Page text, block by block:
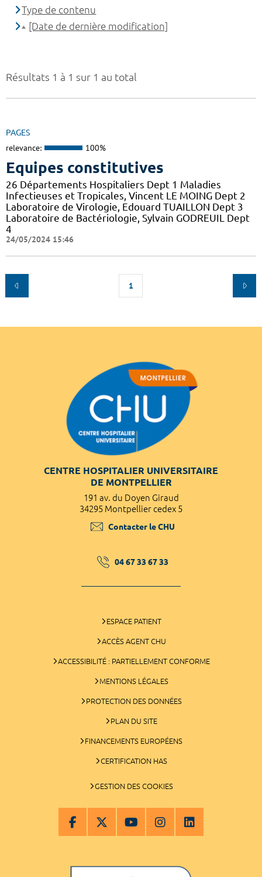
Résultats 1 à 1 sur 1 au total
PAGES
relevance: 100%
Equipes constitutives
26 Départements Hospitaliers Dept 1 Maladies
Infectieuses et Tropicales, Vincent LE MOING Dept 2
Laboratoire de Virologie, Edouard TUAILLON Dept 3
Laboratoire de Bactériologie, Sylvain GODREUIL Dept
4
24/05/2024 15:46
1
Type de contenu
[Date de dernière modification]
CENTRE HOSPITALIER UNIVERSITAIRE
DE MONTPELLIER
191 av. du Doyen Giraud
34295 Montpellier cedex 5
Contacter le CHU
04 67 33 67 33
ESPACE PATIENT
ACCÈS AGENT CHU
ACCESSIBILITÉ : PARTIELLEMENT CONFORME
MENTIONS LÉGALES
PROTECTION DES DONNÉES
PLAN DU SITE
FINANCEMENTS EUROPÉENS
CERTIFICATION HAS
GESTION DES COOKIES